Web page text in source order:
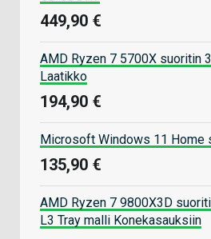
449,90 €
AMD Ryzen 7 5700X suoritin
Laatikko
194,90 €
Microsoft Windows 11 Home
135,90 €
AMD Ryzen 7 9800X3D
L3 Tray malli Konekasauksiin